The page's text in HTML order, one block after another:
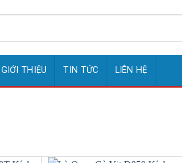
GIỚI THIỆU TIN TỨC LIÊN HỆ